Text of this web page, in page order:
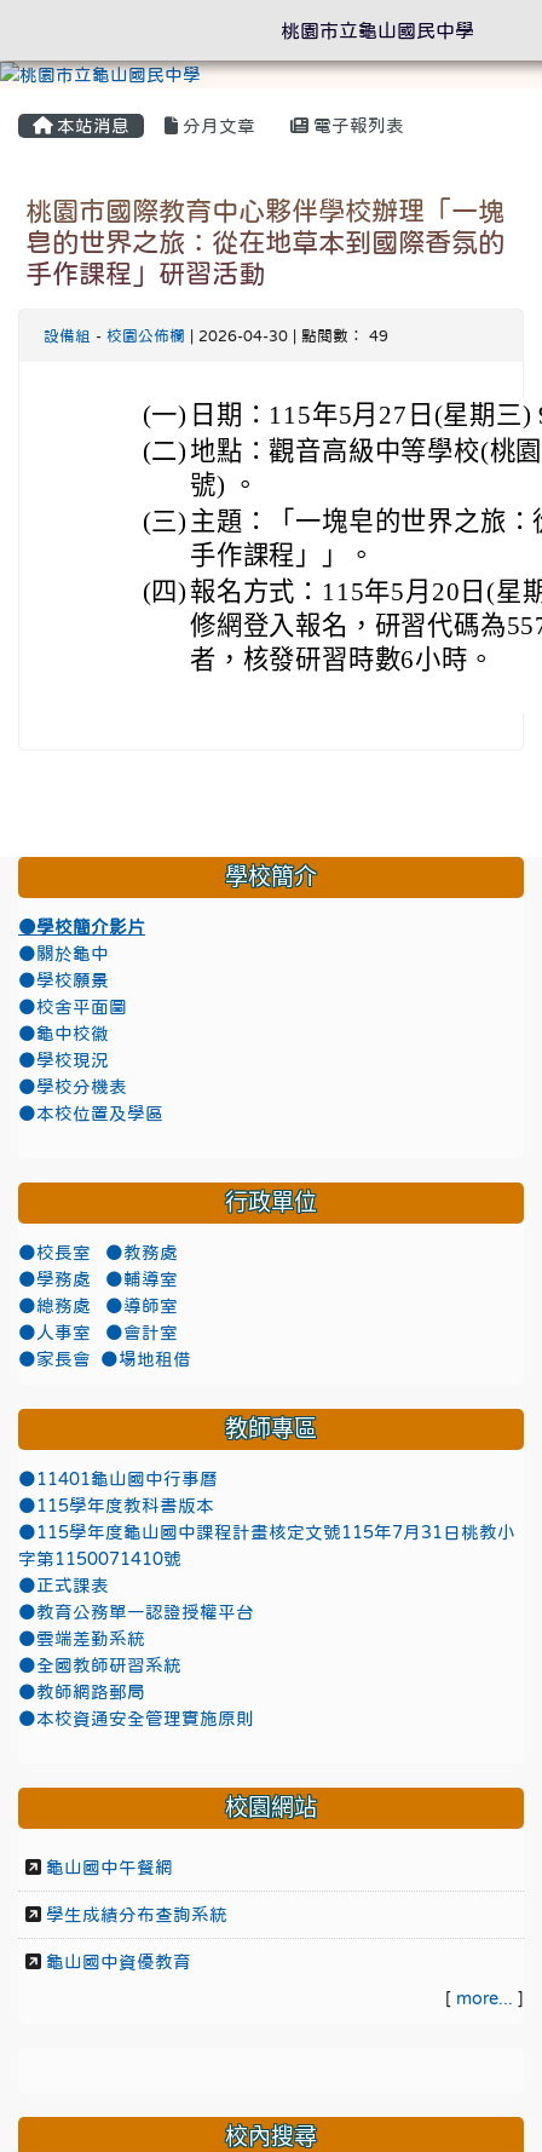
本站消息 分月文章 電子報列表
桃園市國際教育中心夥伴學校辦理「一塊
皂的世界之旅：從在地草本到國際香氛的
手作課程」研習活動
設備組 - 校園公佈欄 | 2026-04-30 | 點閱數： 49
(一) 日期：115年5月27日(星期三
(二)地點：觀音高級中等學校(桃
號) 。
(三) 主題：「一塊皂的世界之旅
手作課程」」。
(四) 報名方式：115年5月20日(星
修網登入報名，研習代碼為
者，核發研習時數6小時。
學校簡介
●學校簡介影片
●關於龜中
●學校願景
●校舍平面圖
●龜中校徽
●學校現況
●學校分機表
●本校位置及學區
行政單位
●校長室
●教務處
●學務處
●輔導室
●總務處
●導師室
●人事室
●會計室
●家長會
●場地租借
教師專區
●11401龜山國中行事曆
●115學年度教科書版本
●115學年度龜山國中課程計畫核定文號115年7月31日桃教小
字第1150071410號
●正式課表
●教育公務單一認證授權平台
●雲端差勤系統
●全國教師研習系統
●教師網路郵局
●本校資通安全管理實施原則
校園網站
龜山國中午餐網
學生成績分布查詢系統
龜山國中資優教育
[ more... ]
校內搜尋
桃園市立龜山國民中學